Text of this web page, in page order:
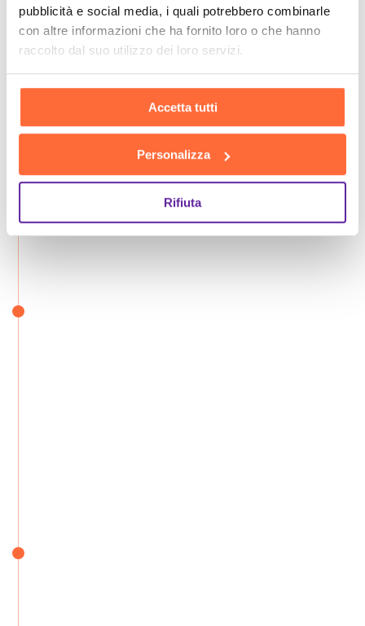
pubblicità e social media, i quali potrebbero combinarle
con altre informazioni che ha fornito loro o che hanno
raccolto dal suo utilizzo dei loro servizi.
Accetta tutti
Personalizza
Rifiuta